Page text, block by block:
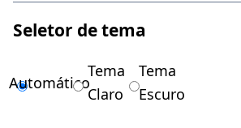
Seletor de tema
Automático
Tema
Claro
Tema
Escuro